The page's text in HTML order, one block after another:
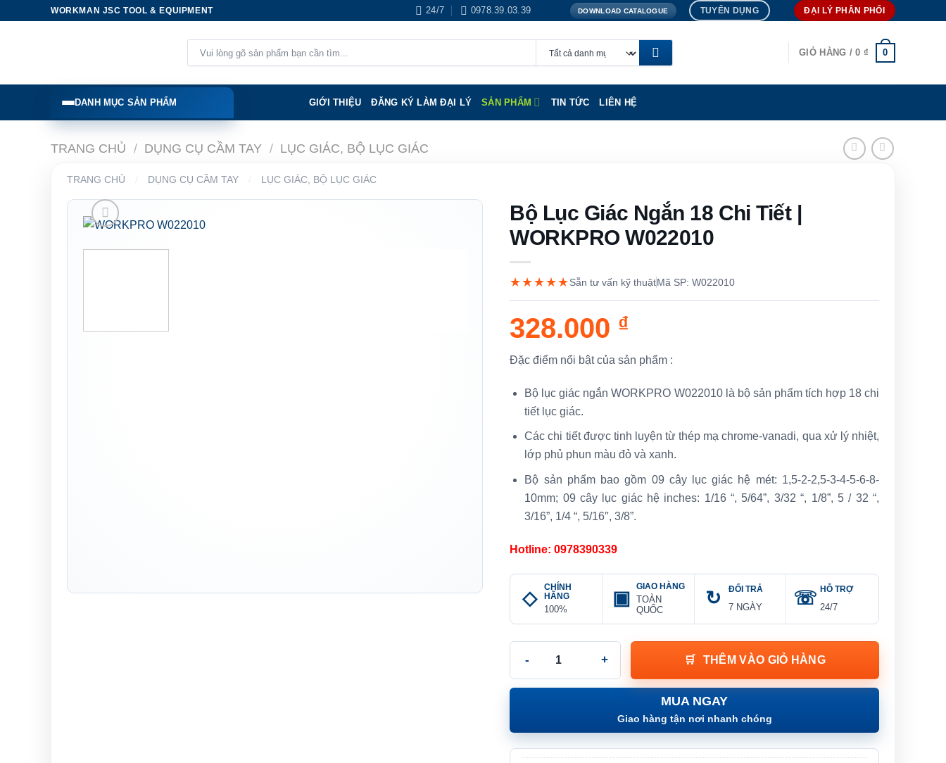
WORKMAN JSC TOOL & EQUIPMENT 24/7 0978.39.03.39 DOWNLOAD CATALOGUE TUYỂN DỤNG ĐẠI LÝ PHÂN PHỐI
kiếm:
GIỎ HÀNG /0 ₫ 0
DANH MỤC SẢN PHẨM GIỚI THIỆU ĐĂNG KÝ LÀM ĐẠI LÝ SẢN PHẨM TIN TỨC LIÊN HỆ
TRANG CHỦ / DỤNG CỤ CẦM TAY / LỤC GIÁC, BỘ LỤC GIÁC
TRANG CHỦ DỤNG CỤ CẦM TAY LỤC GIÁC, BỘ LỤC GIÁC
Bộ Lục Giác Ngắn 18 Chi Tiết |
WORKPRO W022010
★★★★★Sẵn tư vấn kỹ thuậtMã SP: W022010
328.000 ₫
Đặc điểm nổi bật của sản phẩm :
Bộ lục giác ngắn WORKPRO W022010 là bộ sản phẩm tích hợp 18 chi
tiết lục giác.
Các chi tiết được tinh luyện từ thép mạ chrome-vanadi, qua xử lý nhiệt,
lớp phủ phun màu đỏ và xanh.
Bộ sản phẩm bao gồm 09 cây lục giác hệ mét: 1,5-2-2,5-3-4-5-6-8-
10mm; 09 cây lục giác hệ inches: 1/16 “, 5/64”, 3/32 “, 1/8”, 5 / 32 “,
3/16”, 1/4 “, 5/16″, 3/8”.
Hotline: 0978390339
CHÍNH
HÃNG
100%
GIAO HÀNG
TOÀN
QUỐC
ĐỔI TRẢ
7 NGÀY
HỖ TRỢ
24/7
Bộ Lục Giác Ngắn 18 Chi Tiết | WORKPRO W022010 số lượng
THÊM VÀO GIỎ HÀNG
MUA NGAY
Giao hàng tận nơi nhanh chóng